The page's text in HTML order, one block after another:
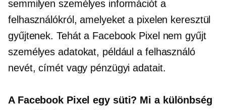
semmilyen személyes információt a
felhasználókról, amelyeket a pixelen keresztül
gyűjtenek. Tehát a Facebook Pixel nem gyűjt
személyes adatokat, például a felhasználó
nevét, címét vagy pénzügyi adatait.
A Facebook Pixel egy süti? Mi a különbség